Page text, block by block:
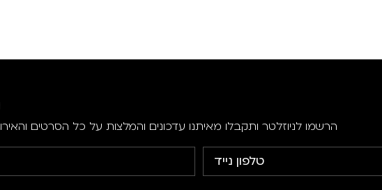
הרשמו לניוזלטר ותקבלו מאיתנו עדכונים והמלצות על כל הסרטים